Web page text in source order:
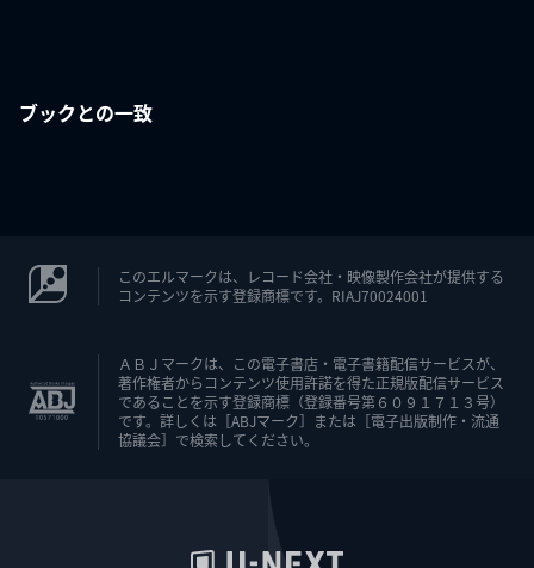
ブックとの一致
このエルマークは、レコード会社・映像製作会社が提供する
コンテンツを示す登録商標です。RIAJ70024001
ＡＢＪマークは、この電子書店・電子書籍配信サービスが、
著作権者からコンテンツ使用許諾を得た正規版配信サービス
であることを示す登録商標（登録番号第６０９１７１３号）
です。詳しくは［ABJマーク］または［電子出版制作・流通
協議会］で検索してください。